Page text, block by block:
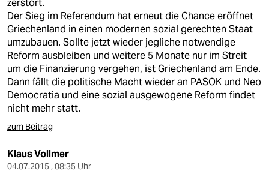
unterstützen
abo
genossenschaft
epaper login
zerstört.
Der Sieg im Referendum hat erneut die Chance eröffnet
Griechenland in einen modernen sozial gerechten Staat
umzubauen. Sollte jetzt wieder jegliche notwendige
Reform ausbleiben und weitere 5 Monate nur im Streit
um die Finanzierung vergehen, ist Griechenland am Ende.
Dann fällt die politische Macht wieder an PASOK und Neo
Democratia und eine sozial ausgewogene Reform findet
nicht mehr statt.
zum Beitrag
Klaus Vollmer
04.07.2015 , 08:35 Uhr